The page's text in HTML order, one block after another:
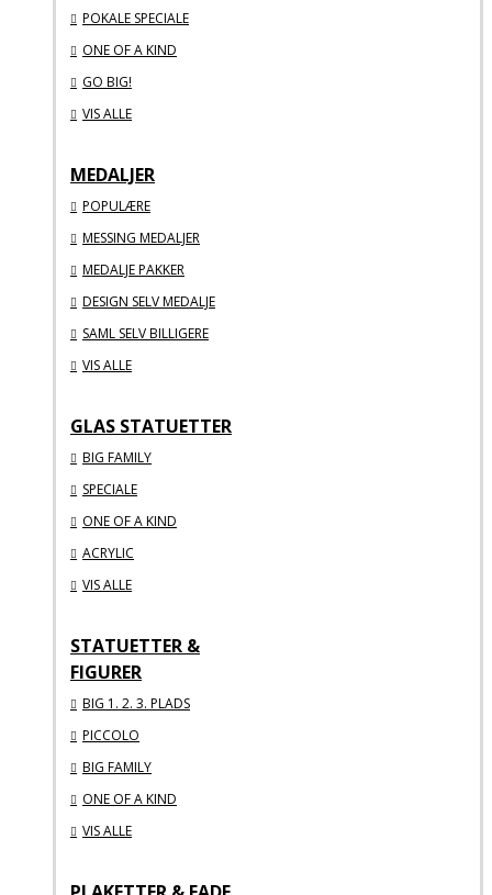
POKALE SPECIALE
ONE OF A KIND
GO BIG!
VIS ALLE
MEDALJER
POPULÆRE
MESSING MEDALJER
MEDALJE PAKKER
DESIGN SELV MEDALJE
SAML SELV BILLIGERE
VIS ALLE
GLAS STATUETTER
BIG FAMILY
SPECIALE
ONE OF A KIND
ACRYLIC
VIS ALLE
STATUETTER &
FIGURER
BIG 1. 2. 3. PLADS
PICCOLO
BIG FAMILY
ONE OF A KIND
VIS ALLE